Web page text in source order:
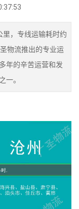
，专线运输耗时约
物流推出的专业运
年的辛苦运营和发
一。